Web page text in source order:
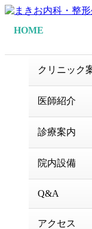
HOME
クリニック
医師紹介
診療案内
院内設備
Q&A
アクセス